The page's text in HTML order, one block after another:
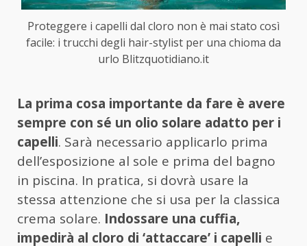
Proteggere i capelli dal cloro non è mai stato così
facile: i trucchi degli hair-stylist per una chioma da
urlo Blitzquotidiano.it
La prima cosa importante da fare è avere
sempre con sé un olio solare adatto per i
capelli. Sarà necessario applicarlo prima
dell’esposizione al sole e prima del bagno
in piscina. In pratica, si dovrà usare la
stessa attenzione che si usa per la classica
crema solare. Indossare una cuffia,
impedirà al cloro di ‘attaccare’ i capelli e